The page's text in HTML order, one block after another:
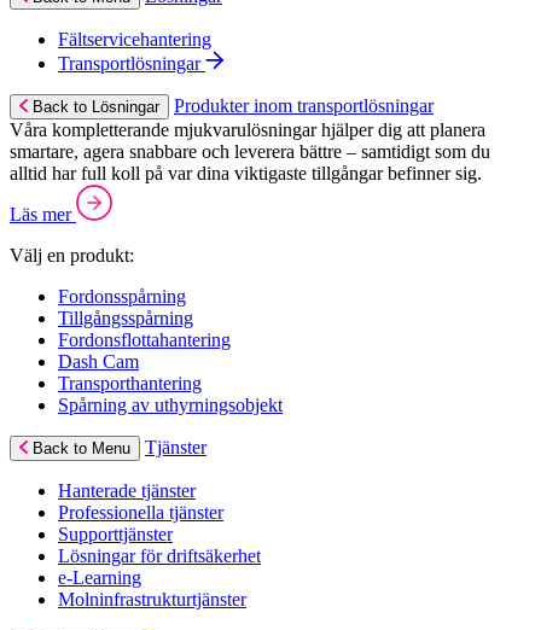
Fältservicehantering
Transportlösningar
Back to Lösningar
Produkter inom transportlösningar
Våra kompletterande mjukvarulösningar hjälper dig att planera
smartare, agera snabbare och leverera bättre – samtidigt som du
alltid har full koll på var dina viktigaste tillgångar befinner sig.
Läs mer
Välj en produkt:
Fordonsspårning
Tillgångsspårning
Fordonsflottahantering
Dash Cam
Transporthantering
Spårning av uthyrningsobjekt
Back to Menu Tjänster
Hanterade tjänster
Professionella tjänster
Supporttjänster
Lösningar för driftsäkerhet
e-Learning
Molninfrastrukturtjänster